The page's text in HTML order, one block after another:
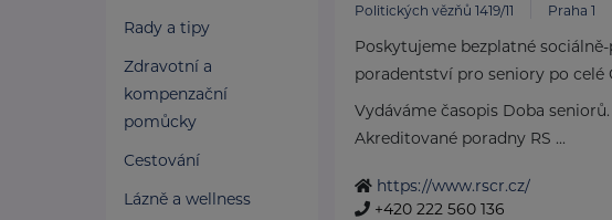
Rady a tipy
Zdravotní a
kompenzační
pomůcky
Cestování
Lázně a wellness
Politických vězňů 1419/11 Praha 1
Poskytujeme bezplatné
poradentství pro seniory po celé
Vydáváme časopis Doba seniorů.
Akreditované poradny RS ...
https://www.rscr.cz/
+420 222 560 136